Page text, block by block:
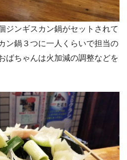
ジンギスカン鍋がセットされて
ン鍋３つに一人くらいで担当の
ばちゃんは火加減の調整などを